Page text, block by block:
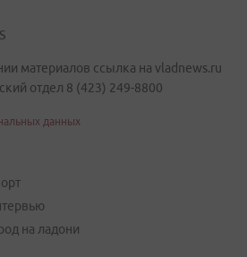
материалов ссылка на vladnews.ru
отдел 8 (423) 249-8800
данных
на ладони